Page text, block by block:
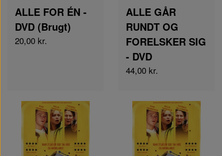
ALLE FOR ÉN -
DVD (Brugt)
20,00 kr.
ALLE GÅR
RUNDT OG
FORELSKER SIG
- DVD
44,00 kr.